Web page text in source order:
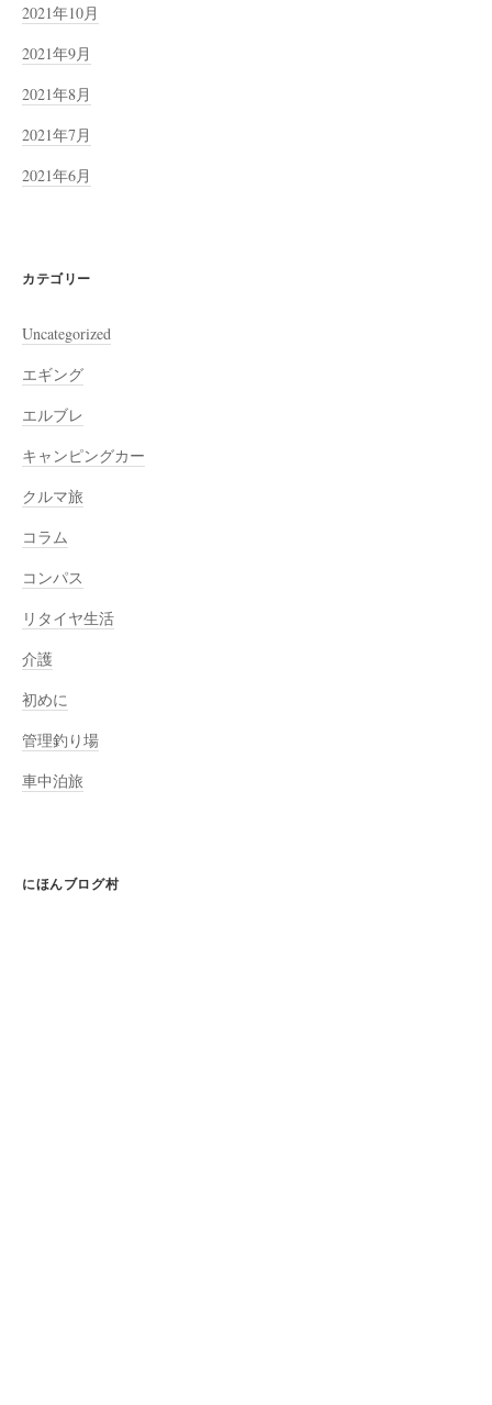
2021年10月
2021年9月
2021年8月
2021年7月
2021年6月
カテゴリー
Uncategorized
エギング
エルブレ
キャンピングカー
クルマ旅
コラム
コンパス
リタイヤ生活
介護
初めに
管理釣り場
車中泊旅
にほんブログ村